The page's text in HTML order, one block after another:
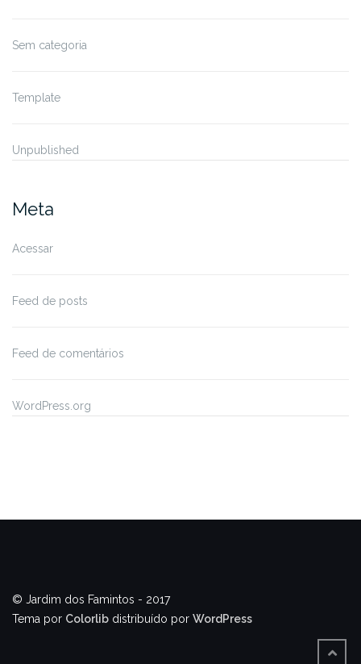
Sem categoria
Template
Unpublished
Meta
Acessar
Feed de posts
Feed de comentários
WordPress.org
© Jardim dos Famintos - 2017
Tema por Colorlib distribuído por WordPress